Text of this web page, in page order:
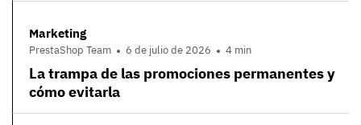
Marketing
PrestaShop Team 6 de julio de 2026 4 min
La trampa de las promociones permanentes y
cómo evitarla